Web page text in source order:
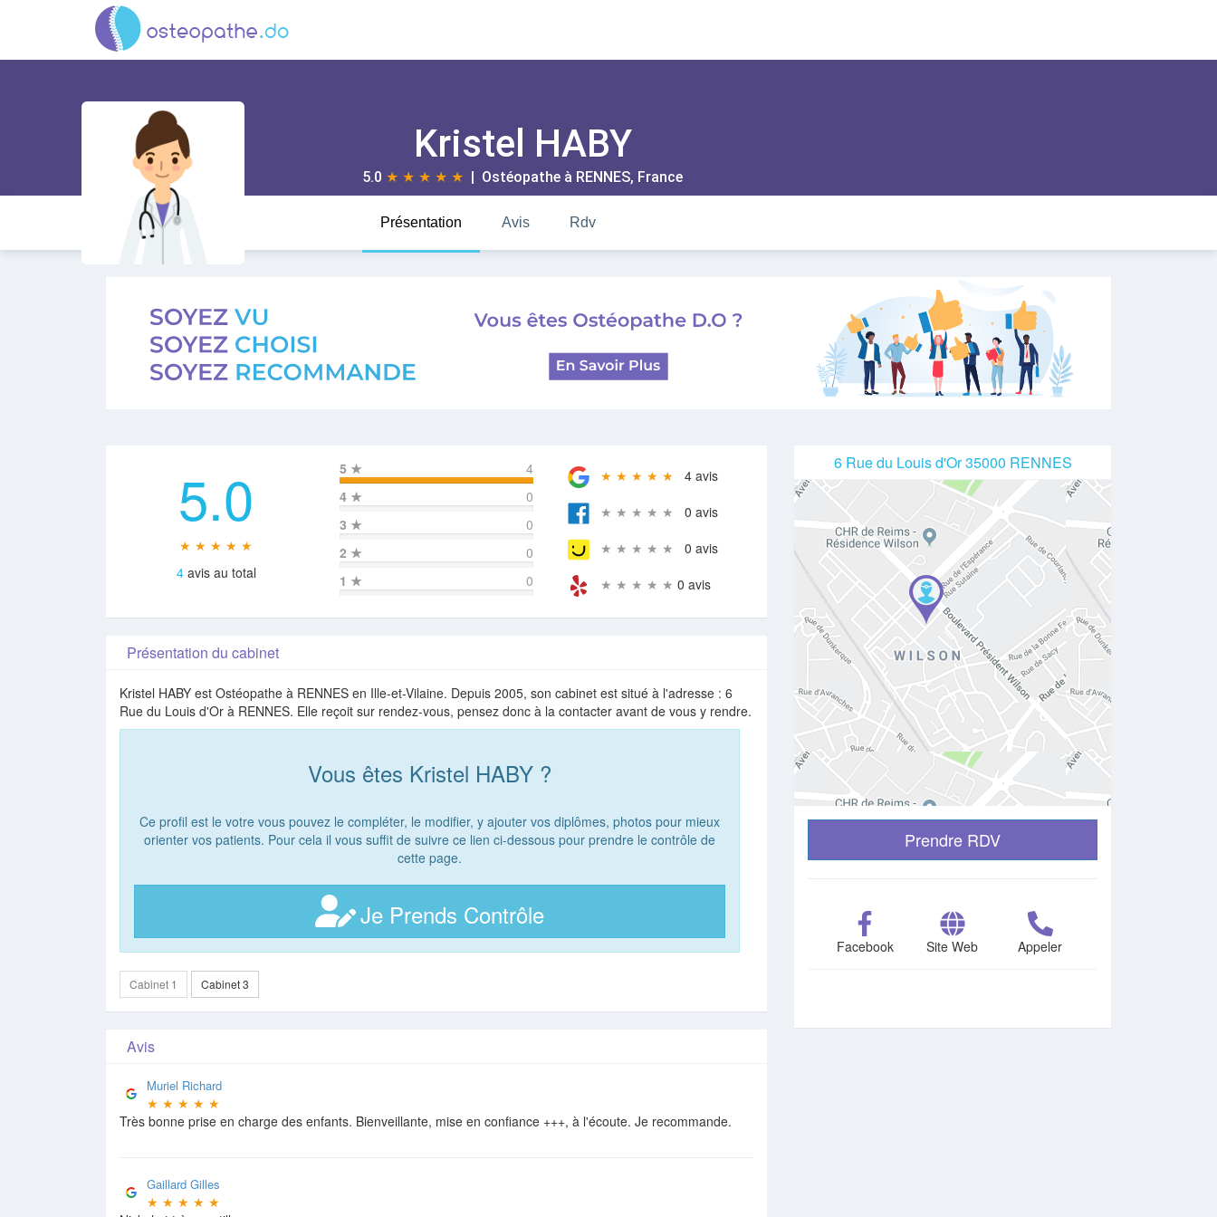
Kristel HABY
5.0 ★ ★ ★ ★ ★ | Ostéopathe à RENNES, France
Présentation Avis Rdv
5.0
★ ★ ★ ★ ★
4 avis au total
5 ★
4
4 ★
0
3 ★
0
2 ★
0
1 ★ 0
★ ★ ★ ★ ★ 4 avis
★ ★ ★ ★ ★ 0 avis
★ ★ ★ ★ ★ 0 avis
★ ★ ★ ★ ★ 0 avis
Présentation du cabinet
Kristel HABY est Ostéopathe à RENNES en Ille-et-Vilaine. Depuis 2005, son cabinet est situé à l'adresse : 6
Rue du Louis d'Or à RENNES. Elle reçoit sur rendez-vous, pensez donc à la contacter avant de vous y rendre.
Vous êtes Kristel HABY ?
Ce profil est le votre vous pouvez le compléter, le modifier, y ajouter vos diplômes, photos pour mieux
orienter vos patients. Pour cela il vous suffit de suivre ce lien ci-dessous pour prendre le contrôle de
cette page.
Je Prends Contrôle
Cabinet 1 Cabinet 3
Avis
Muriel Richard
★ ★ ★ ★ ★
Très bonne prise en charge des enfants. Bienveillante, mise en confiance +++, à l'écoute. Je recommande.
Gaillard Gilles
★ ★ ★ ★ ★
6 Rue du Louis d'Or 35000 RENNES
Prendre RDV
Facebook Site Web Appeler